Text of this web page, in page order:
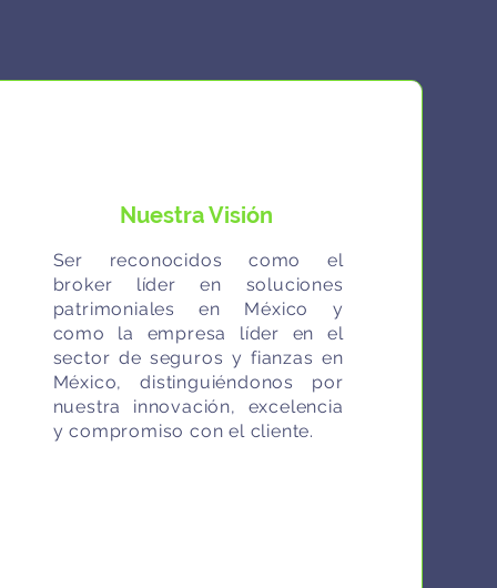
Nuestra Visión
Ser reconocidos como el
broker líder en soluciones
patrimoniales en México y
como la empresa líder en el
sector de seguros y fianzas en
México, distinguiéndonos por
nuestra innovación, excelencia
y compromiso con el cliente.